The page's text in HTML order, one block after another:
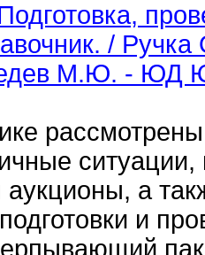
/
М.Ю. - ЮД
ситуации,
аукционы, а
и